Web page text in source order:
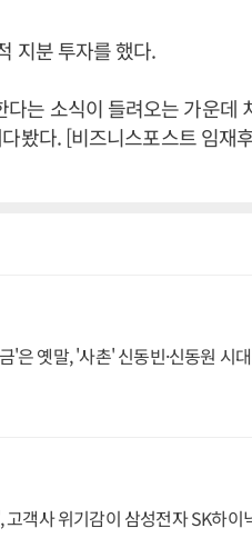
지분 투자를 했다.
는 소식이 들려오는 가운데
봤다. [비즈니스포스트 임재
'은 옛말, '사촌' 신동빈·신동원 시
객사 위기감이 삼성전자 SK하이